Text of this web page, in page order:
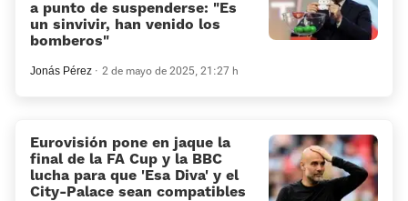
a punto de suspenderse: «Es
un sinvivir, han venido los
bomberos»
Jonás Pérez 2 de mayo de 2025, 21:27 h
Eurovisión pone en jaque la
final de la FA Cup y la BBC
lucha para que 'Esa Diva' y el
City-Palace sean compatibles